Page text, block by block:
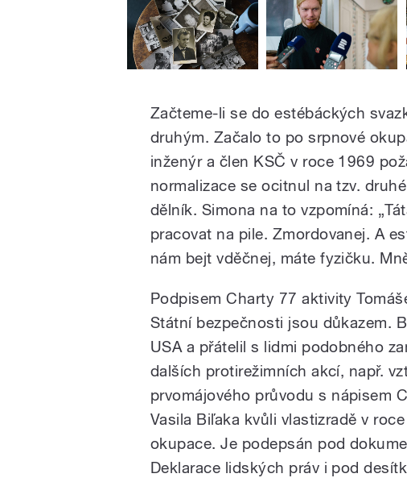
Začteme-li se do estébáckých
druhým. Začalo to po srpnové
inženýr a člen KSČ v roce 1969
normalizace se ocitnul na tzv.
dělník. Simona na to vzpomíná:
pracovat na pile. Zmordovanej. A
nám bejt vděčnej, máte fyzičku.
Podpisem Charty 77 aktivity
Státní bezpečnosti jsou důkazem.
USA a přátelil s lidmi podobného
dalších protirežimních akcí, např.
prvomájového průvodu s nápisem
Vasila Biľaka kvůli vlastizradě v
okupace. Je podepsán pod
Deklarace lidských práv i pod